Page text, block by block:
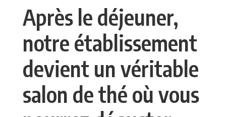
Après le déjeuner,
notre établissement
devient un véritable
salon de thé où vous